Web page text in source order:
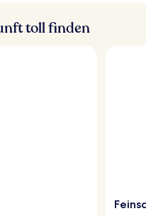
toll finden